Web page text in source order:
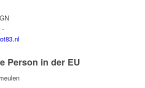
-
Person in der EU